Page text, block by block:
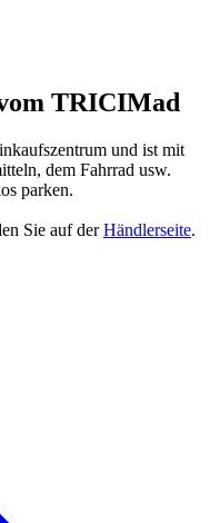
TRICIMad
und ist mit
dem Fahrrad usw.
parken.
Sie auf derHändlerseite.